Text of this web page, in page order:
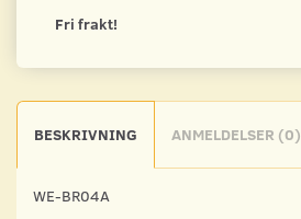
Fri frakt!
BESKRIVNING ANMELDELSER (0)
WE-BR04A